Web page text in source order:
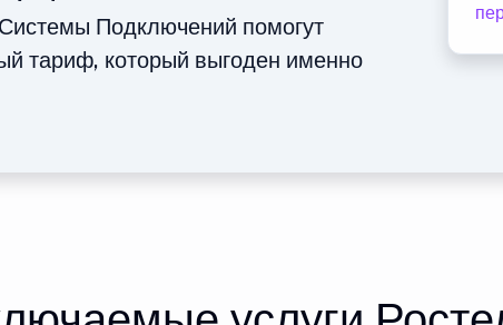
Подключений помогут
тариф, который выгоден именно